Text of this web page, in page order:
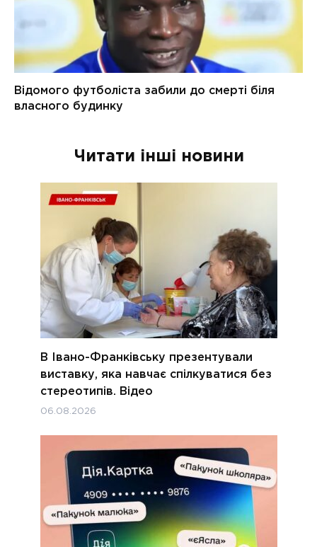
Читати інші новини
В Івано-Франківську презентували
виставку, яка навчає спілкуватися без
стереотипів. Відео
06.08.2026